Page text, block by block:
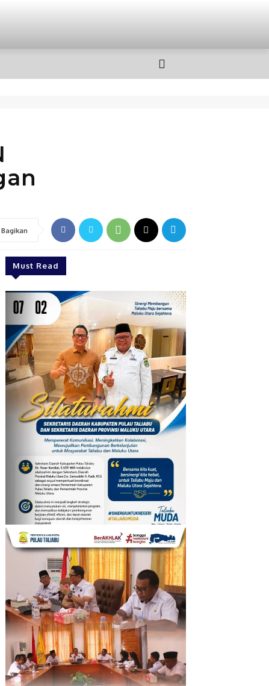
Bagikan
Must Read